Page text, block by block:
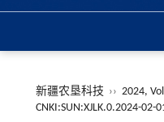
新疆农垦科技 ›› 2024,
CNKI:SUN:XJLK.0.2024-02-